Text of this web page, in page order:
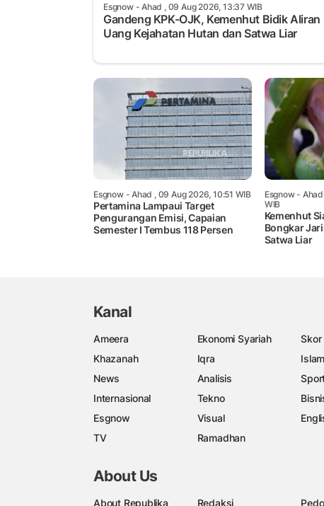
Esgnow- Ahad , 09 Aug 2026, 13:37 WIB
Gandeng KPK-OJK, Kemenhut Bidik Aliran
Uang Kejahatan Hutan dan Satwa Liar
Esgnow- Ahad , 09 Aug 2026, 10:51 WIB
Pertamina Lampaui Target
Pengurangan Emisi, Capaian
Semester I Tembus 118 Persen
Esgnow- Ahad
WIB
Kemenhut
Bongkar
Satwa Liar
Kanal
Ameera Ekonomi Syariah
Skor
Khazanah
Iqra
News
Analisis
Internasional
Tekno
Esgnow
Visual
TV
Ramadhan
About Us
About Republika Redaksi